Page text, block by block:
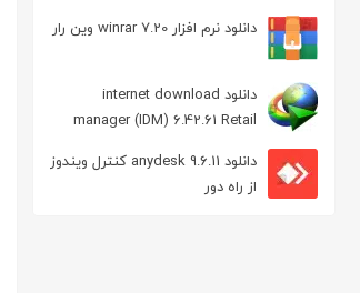
دانلود نرم افزار winrar 7.20 وین رار
دانلود internet download
manager (IDM) 6.42.61 Retail
مدیریت دانلود
دانلود anydesk 9.6.11 کنترل ویندوز
از راه دور